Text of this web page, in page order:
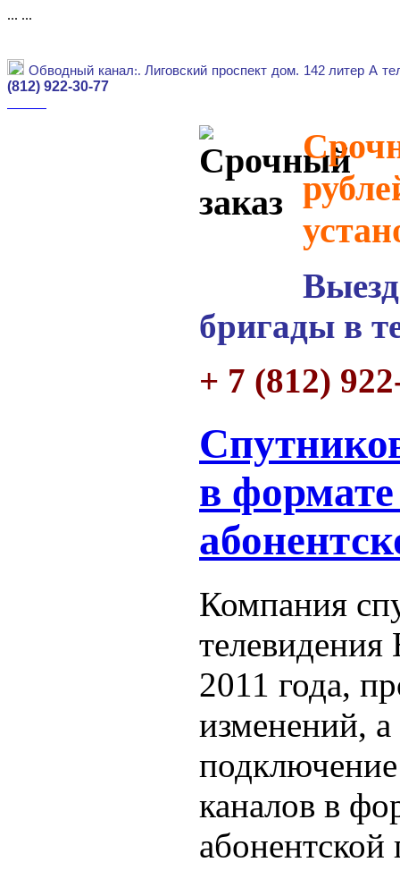
... ...
Обводный канал:. Лиговский проспект дом. 142 литер А
(812) 922-30-77
бригады в
+ 7 (812)
в
Компания
2011 года,
изменений,
каналов в
абонентской